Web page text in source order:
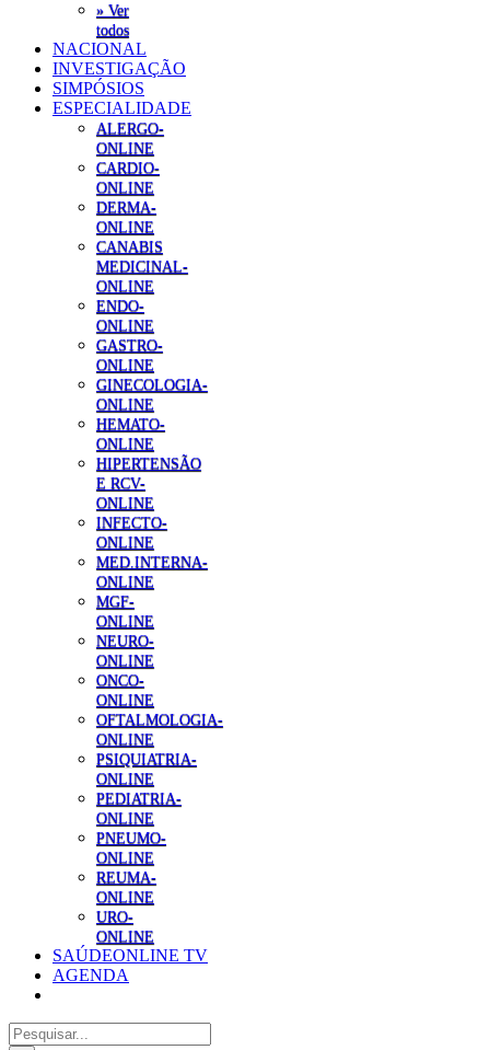
» Ver
todos
NACIONAL
INVESTIGAÇÃO
SIMPÓSIOS
ESPECIALIDADE
ALERGO-
ONLINE
CARDIO-
ONLINE
DERMA-
ONLINE
CANABIS
MEDICINAL-
ONLINE
ENDO-
ONLINE
GASTRO-
ONLINE
GINECOLOGIA-
ONLINE
HEMATO-
ONLINE
HIPERTENSÃO
E RCV-
ONLINE
INFECTO-
ONLINE
MED.INTERNA-
ONLINE
MGF-
ONLINE
NEURO-
ONLINE
ONCO-
ONLINE
OFTALMOLOGIA-
ONLINE
PSIQUIATRIA-
ONLINE
PEDIATRIA-
ONLINE
PNEUMO-
ONLINE
REUMA-
ONLINE
URO-
ONLINE
SAÚDEONLINE TV
AGENDA
Pesquisar